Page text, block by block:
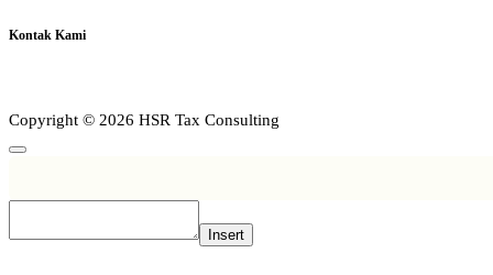
Kontak Kami
Copyright © 2026 HSR Tax Consulting
Insert